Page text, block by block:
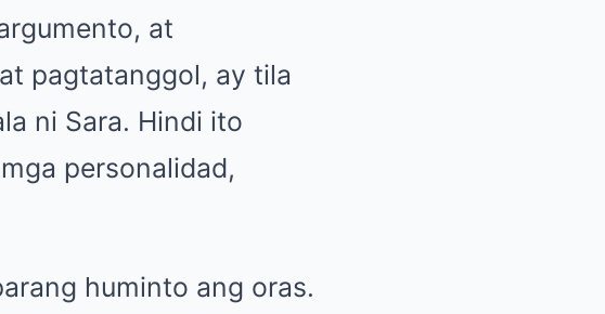
at
pagtatanggol, ay tila
ni Sara. Hindi ito
personalidad,
huminto ang oras.